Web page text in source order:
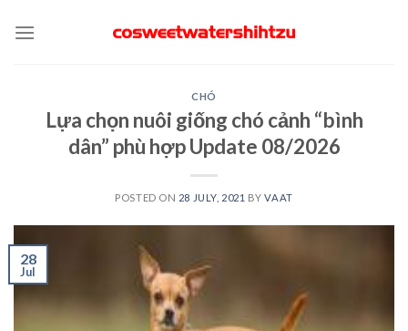
CHÓ
Lựa chọn nuôi giống chó cảnh “bình
dân” phù hợp Update 08/2026
POSTED ON 28 JULY, 2021 BYVAAT
28
Jul